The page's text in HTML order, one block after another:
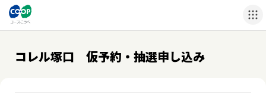
コレル塚口 仮予約・抽選申し込み